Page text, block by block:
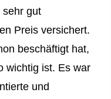
sehr gut
Preis versichert.
beschäftigt hat,
wichtig ist. Es war
und